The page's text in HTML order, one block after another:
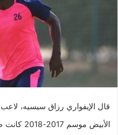
قال الإيفواري رزاق سيسيه، لاعب
الأبيض